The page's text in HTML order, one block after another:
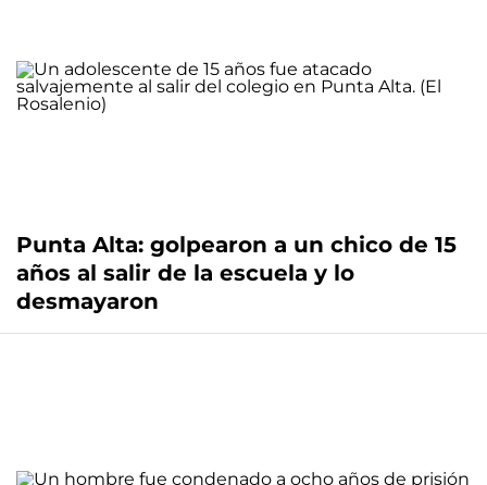
Punta Alta: golpearon a un chico de 15
años al salir de la escuela y lo
desmayaron